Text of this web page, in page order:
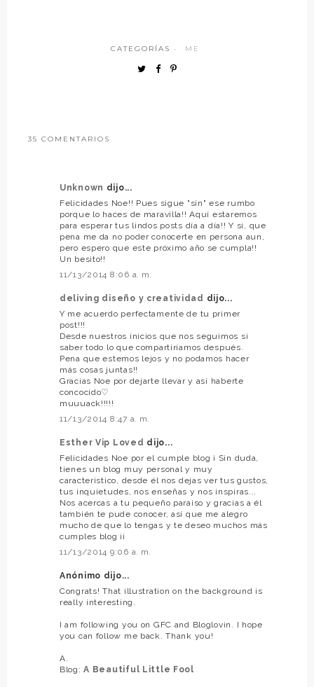
CATEGORÍAS · ME
35 COMENTARIOS
Unknown dijo...
Felicidades Noe!! Pues sigue "sin" ese rumbo
porque lo haces de maravilla!! Aquí estaremos
para esperar tus lindos posts día a día!! Y si, que
pena me da no poder conocerte en persona aun,
pero espero que este próximo año se cumpla!!
Un besito!!
11/13/2014 8:06 a. m.
deliving diseño y creatividad dijo...
Y me acuerdo perfectamente de tu primer
post!!!
Desde nuestros inicios que nos seguimos si
saber todo lo que compartiríamos después.
Pena que estemos lejos y no podamos hacer
más cosas juntas!!
Gracias Noe por dejarte llevar y así haberte
concocido♡
muuuack!!!!!
11/13/2014 8:47 a. m.
Esther Vip Loved dijo...
Felicidades Noe por el cumple blog ¡ Sin duda,
tienes un blog muy personal y muy
característico, desde él nos dejas ver tus gustos,
tus inquietudes, nos enseñas y nos inspiras...
Nos acercas a tu pequeño paraíso y gracias a él
también te pude conocer, así que me alegro
mucho de que lo tengas y te deseo muchos más
cumples blog ¡¡
11/13/2014 9:06 a. m.
Anónimo dijo...
Congrats! That illustration on the background is
really interesting.
I am following you on GFC and Bloglovin. I hope
you can follow me back. Thank you!
A.
Blog:A Beautiful Little Fool